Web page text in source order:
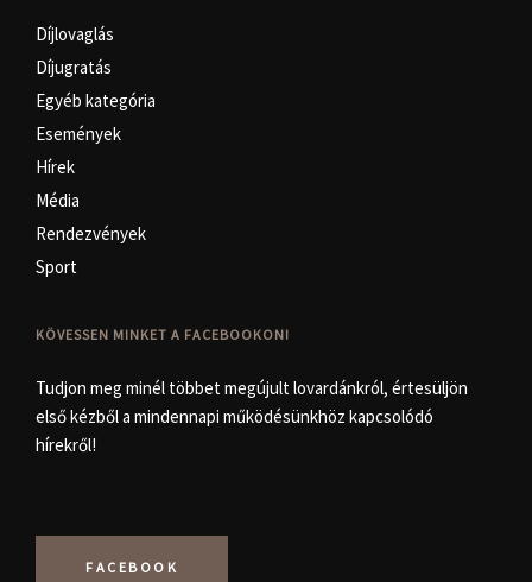
Díjlovaglás
Díjugratás
Egyéb kategória
Események
Hírek
Média
Rendezvények
Sport
KÖVESSEN MINKET A FACEBOOKON!
Tudjon meg minél többet megújult lovardánkról, értesüljön
első kézből a mindennapi működésünkhöz kapcsolódó
hírekről!
FACEBOOK